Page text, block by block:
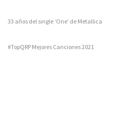
33 años del single ‘One’ de Metallica
#TopQRP Mejores Canciones 2021